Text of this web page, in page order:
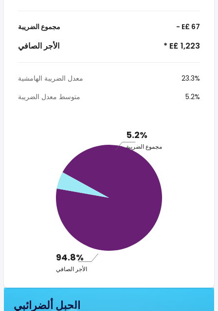
مجموع الضريبة - E£ 67
الأجر الصافي * E£ 1,223
معدل الضريبة الهامشية
23.3%
متوسط معدل الضريبة
5.2%
5.2%
مجموع الضريبة
94.8%
الأجر الصافي
الجبل ألضرائبي